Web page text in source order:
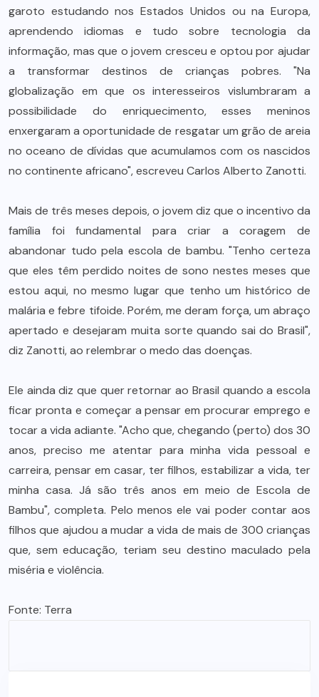
garoto estudando nos Estados Unidos ou na Europa,
aprendendo idiomas e tudo sobre tecnologia da
informação, mas que o jovem cresceu e optou por ajudar
a transformar destinos de crianças pobres. "Na
globalização em que os interesseiros vislumbraram a
possibilidade do enriquecimento, esses meninos
enxergaram a oportunidade de resgatar um grão de areia
no oceano de dívidas que acumulamos com os nascidos
no continente africano", escreveu Carlos Alberto Zanotti.
Mais de três meses depois, o jovem diz que o incentivo da
família foi fundamental para criar a coragem de
abandonar tudo pela escola de bambu. "Tenho certeza
que eles têm perdido noites de sono nestes meses que
estou aqui, no mesmo lugar que tenho um histórico de
malária e febre tifoide. Porém, me deram força, um abraço
apertado e desejaram muita sorte quando sai do Brasil",
diz Zanotti, ao relembrar o medo das doenças.
Ele ainda diz que quer retornar ao Brasil quando a escola
ficar pronta e começar a pensar em procurar emprego e
tocar a vida adiante. "Acho que, chegando (perto) dos 30
anos, preciso me atentar para minha vida pessoal e
carreira, pensar em casar, ter filhos, estabilizar a vida, ter
minha casa. Já são três anos em meio de Escola de
Bambu", completa. Pelo menos ele vai poder contar aos
filhos que ajudou a mudar a vida de mais de 300 crianças
que, sem educação, teriam seu destino maculado pela
miséria e violência.
Fonte: Terra